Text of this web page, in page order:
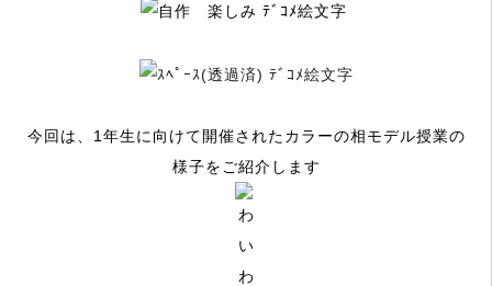
今回は、1年生に向けて開催されたカラーの相モデル授業の
様子をご紹介します